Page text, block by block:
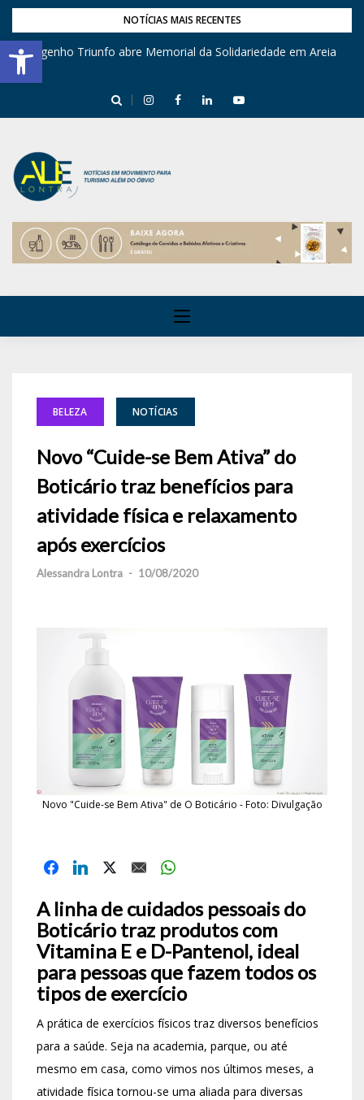
Barra de Ferramentas Aberta
NOTÍCIAS MAIS RECENTES
Engenho Triunfo abre Memorial da Solidariedade em Areia
BELEZA NOTÍCIAS
Novo “Cuide-se Bem Ativa” do
Boticário traz benefícios para
atividade física e relaxamento
após exercícios
Alessandra Lontra - 10/08/2020
Novo "Cuide-se Bem Ativa" de O Boticário - Foto: Divulgação
A linha de cuidados pessoais do
Boticário traz produtos com
Vitamina E e D-Pantenol, ideal
para pessoas que fazem todos os
tipos de exercício
A prática de exercícios físicos traz diversos benefícios
para a saúde. Seja na academia, parque, ou até
mesmo em casa, como vimos nos últimos meses, a
atividade física tornou-se uma aliada para diversas